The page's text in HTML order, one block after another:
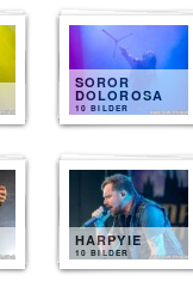
SOROR
DOLOROSA
10 BILDER
HARPYIE
10 BILDER